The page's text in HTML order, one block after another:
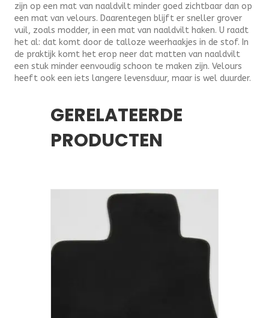
zijn op een mat van naaldvilt minder goed zichtbaar dan op
een mat van velours. Daarentegen blijft er sneller grover
vuil, zoals modder, in een mat van naaldvilt haken. U raadt
het al: dat komt door de talloze weerhaakjes in de stof. In
de praktijk komt het erop neer dat matten van naaldvilt
een stuk minder eenvoudig schoon te maken zijn. Velours
heeft ook een iets langere levensduur, maar is wel duurder.
GERELATEERDE
PRODUCTEN